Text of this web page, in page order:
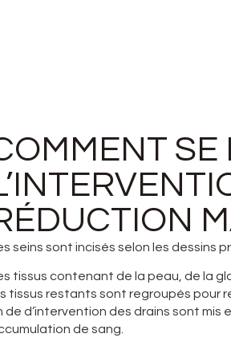
SE
seins sont incisés selon les dessins
tissus contenant de la peau, de la
tissus restants sont regroupés pour
de d’intervention des drains sont
de sang.